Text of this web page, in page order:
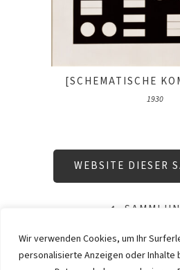
Wir verwenden Cookies, um Ihr
personalisierte Anzeigen oder Inhalte
[SCHEMATISCHE
1930
WEBSITE DIESER